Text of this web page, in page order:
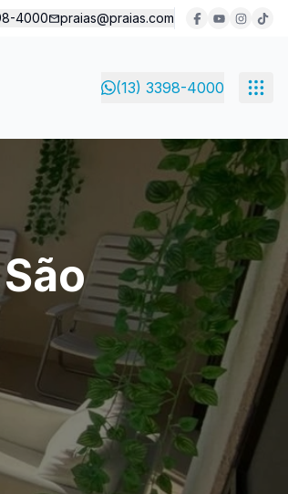
4000 praias@praias.com
(13) 3398-4000